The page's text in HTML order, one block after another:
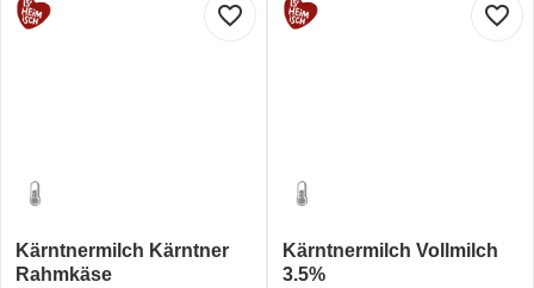
favorite_border
Kärntnermilch Kärntner
Rahmkäse
favorite_border
Kärntnermilch Vollmilch
3.5%